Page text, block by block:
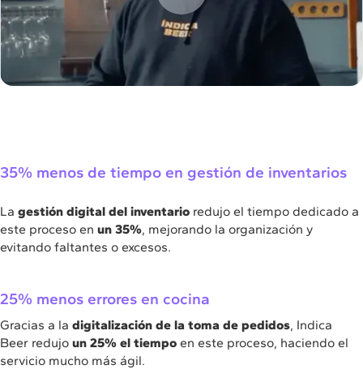
35% menos de tiempo en gestión de inventarios
La gestión digital del inventario redujo el tiempo dedicado a
este proceso en un 35%, mejorando la organización y
evitando faltantes o excesos.
25% menos errores en cocina
Gracias a la digitalización de la toma de pedidos, Indica
Beer redujo un 25% el tiempo en este proceso, haciendo el
servicio mucho más ágil.